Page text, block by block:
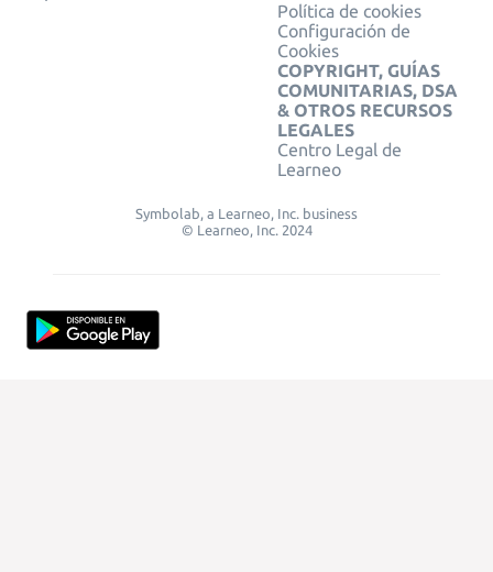
Política de cookies
Configuración de
Cookies
COPYRIGHT, GUÍAS
COMUNITARIAS, DSA
& OTROS RECURSOS
LEGALES
Centro Legal de
Learneo
Symbolab, a Learneo, Inc. business
© Learneo, Inc. 2024